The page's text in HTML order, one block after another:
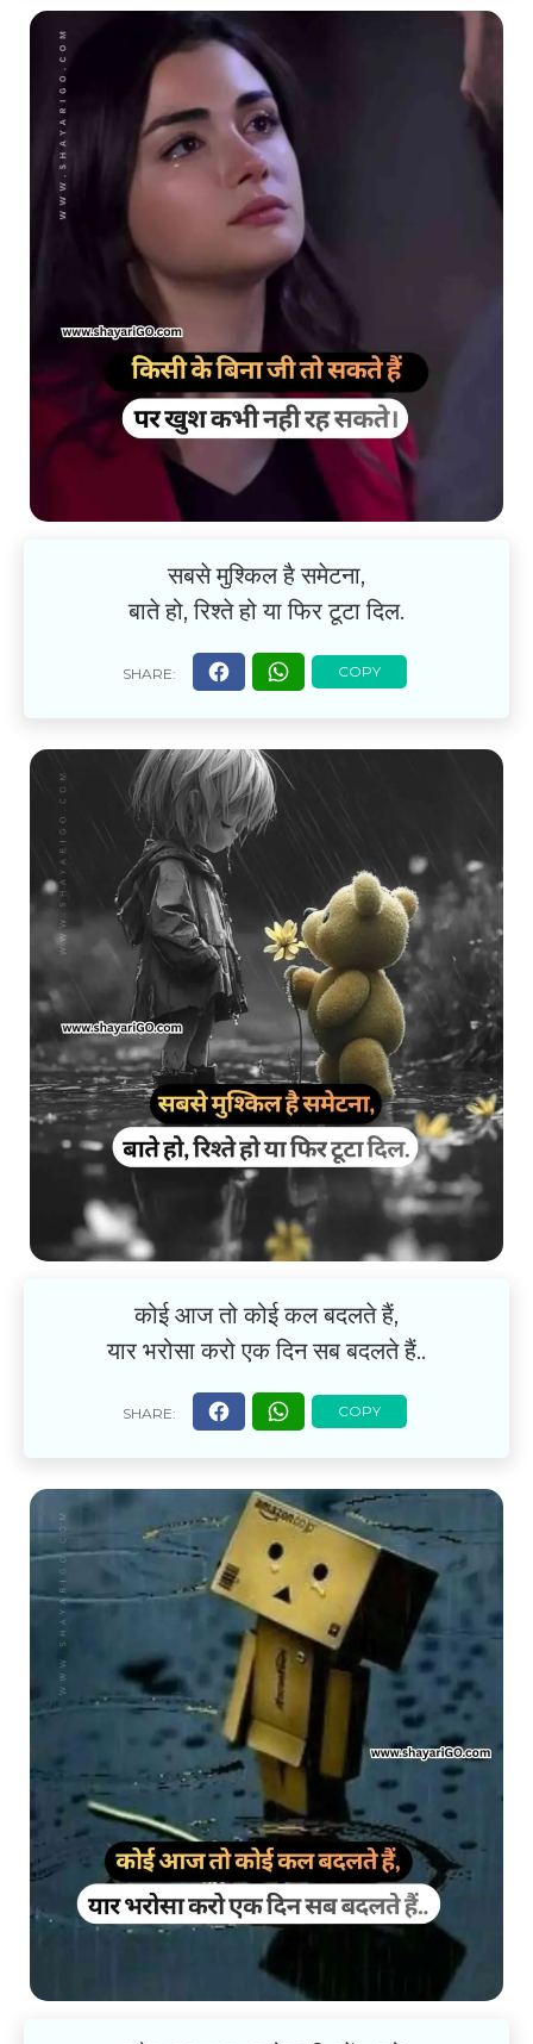
सबसे मुश्किल है समेटना,
बाते हो, रिश्ते हो या फिर टूटा दिल.
कोई आज तो कोई कल बदलते हैं,
यार भरोसा करो एक दिन सब बदलते हैं..